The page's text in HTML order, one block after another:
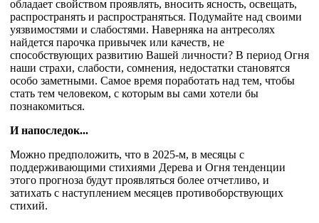
обладает свойством проявлять, вносить ясность, освещать,
распространять и распространяться. Подумайте над своими
уязвимостями и слабостями. Наверняка на антресолях
найдется парочка привычек или качеств, не
способствующих развитию Вашей личности? В период Огня
наши страхи, слабости, сомнения, недостатки становятся
особо заметными. Самое время поработать над тем, чтобы
стать тем человеком, с которым вы сами хотели бы
познакомиться.
И напоследок...
Можно предположить, что в 2025-м, в месяцы с
поддерживающими стихиями Дерева и Огня тенденции
этого прогноза будут проявляться более отчетливо, и
затихать с наступлением месяцев противоборствующих
стихий.